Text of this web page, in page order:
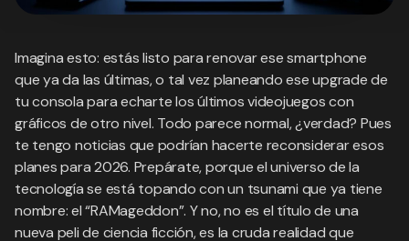
Imagina esto: estás listo para renovar ese smartphone
que ya da las últimas, o tal vez planeando ese upgrade de
tu consola para echarte los últimos videojuegos con
gráficos de otro nivel. Todo parece normal, ¿verdad? Pues
te tengo noticias que podrían hacerte reconsiderar esos
planes para 2026. Prepárate, porque el universo de la
tecnología se está topando con un tsunami que ya tiene
nombre: el “RAMageddon”. Y no, no es el título de una
nueva peli de ciencia ficción, es la cruda realidad que